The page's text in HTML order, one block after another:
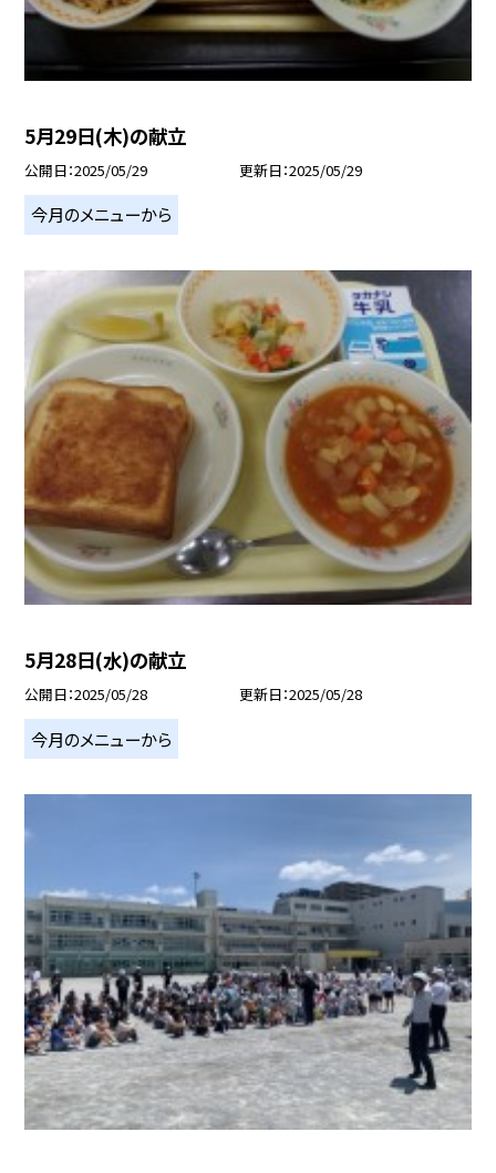
5月29日(木)の献立
公開日 2025/05/29 更新日 2025/05/29
今月のメニューから
5月28日(水)の献立
公開日 2025/05/28 更新日 2025/05/28
今月のメニューから